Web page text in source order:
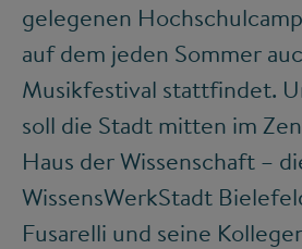
gelegenen
auf dem jeden Sommer
Musikfestival stattfindet.
soll die Stadt mitten im
Haus der Wissenschaft –
WissensWerkStadt
Fusarelli und seine